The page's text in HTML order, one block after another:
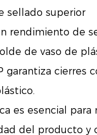
sellado superior
rendimiento de
de vaso de
garantiza cierres
es esencial para
del producto y